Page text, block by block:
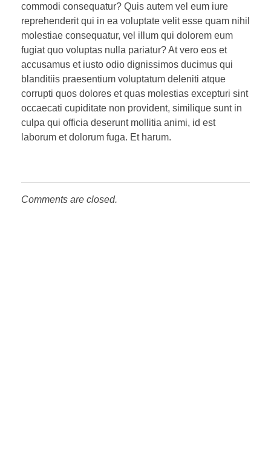
commodi consequatur? Quis autem vel eum iure
reprehenderit qui in ea voluptate velit esse quam nihil
molestiae consequatur, vel illum qui dolorem eum
fugiat quo voluptas nulla pariatur? At vero eos et
accusamus et iusto odio dignissimos ducimus qui
blanditiis praesentium voluptatum deleniti atque
corrupti quos dolores et quas molestias excepturi sint
occaecati cupiditate non provident, similique sunt in
culpa qui officia deserunt mollitia animi, id est
laborum et dolorum fuga. Et harum.
Comments are closed.